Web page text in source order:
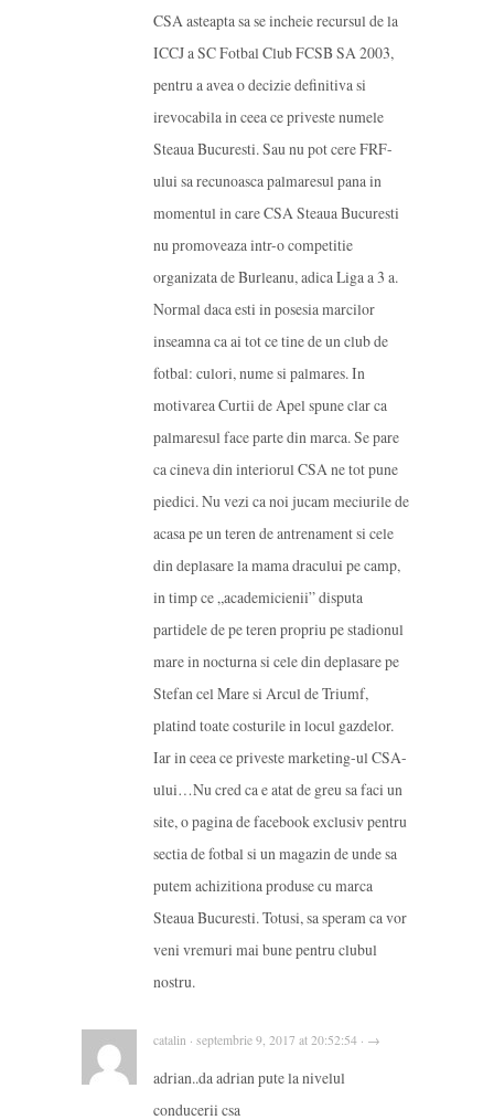
CSA asteapta sa se incheie recursul de la
ICCJ a SC Fotbal Club FCSB SA 2003,
pentru a avea o decizie definitiva si
irevocabila in ceea ce priveste numele
Steaua Bucuresti. Sau nu pot cere FRF-
ului sa recunoasca palmaresul pana in
momentul in care CSA Steaua Bucuresti
nu promoveaza intr-o competitie
organizata de Burleanu, adica Liga a 3 a.
Normal daca esti in posesia marcilor
inseamna ca ai tot ce tine de un club de
fotbal: culori, nume si palmares. In
motivarea Curtii de Apel spune clar ca
palmaresul face parte din marca. Se pare
ca cineva din interiorul CSA ne tot pune
piedici. Nu vezi ca noi jucam meciurile de
acasa pe un teren de antrenament si cele
din deplasare la mama dracului pe camp,
in timp ce „academicienii” disputa
partidele de pe teren propriu pe stadionul
mare in nocturna si cele din deplasare pe
Stefan cel Mare si Arcul de Triumf,
platind toate costurile in locul gazdelor.
Iar in ceea ce priveste marketing-ul CSA-
ului…Nu cred ca e atat de greu sa faci un
site, o pagina de facebook exclusiv pentru
sectia de fotbal si un magazin de unde sa
putem achizitiona produse cu marca
Steaua Bucuresti. Totusi, sa speram ca vor
veni vremuri mai bune pentru clubul
nostru.
catalin · septembrie 9, 2017 at 20:52:54 · →
adrian..da adrian pute la nivelul
conducerii csa